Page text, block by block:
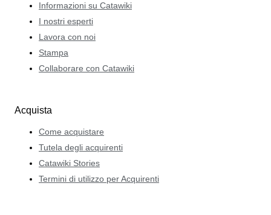
Informazioni su Catawiki
I nostri esperti
Lavora con noi
Stampa
Collaborare con Catawiki
Acquista
Come acquistare
Tutela degli acquirenti
Catawiki Stories
Termini di utilizzo per Acquirenti